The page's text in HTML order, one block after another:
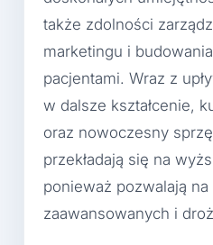
także zdolności
marketingu i
pacjentami. Wraz z
w dalsze kształcenie,
oraz nowoczesny
przekładają się na
ponieważ pozwalają
zaawansowanych i